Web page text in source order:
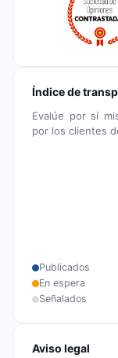
Índice de
Evalúe por sí
por los clientes
Publicados
En espera
Señalados
Aviso legal